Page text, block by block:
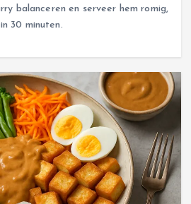
balanceren en serveer hem romig,
30 minuten.